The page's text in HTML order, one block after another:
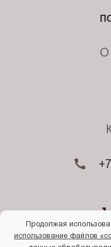
© 2026.
О
Продолжая
использование файлов